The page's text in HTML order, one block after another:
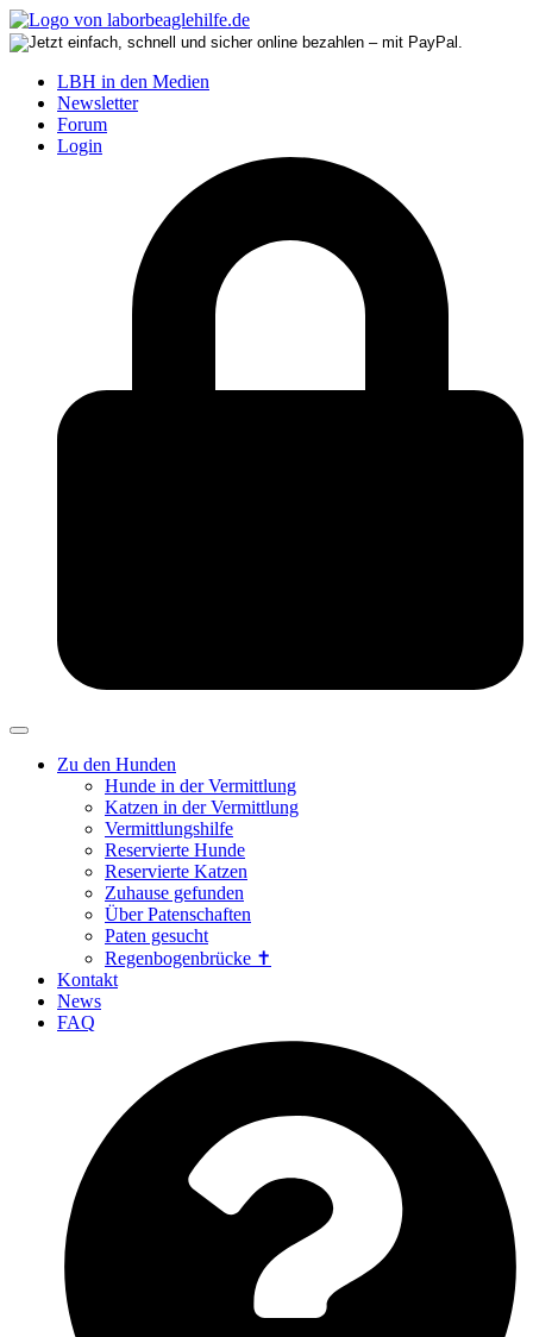
LBH in den Medien
Newsletter
Forum
Login
Zu den Hunden
Hunde in der Vermittlung
Katzen in der Vermittlung
Vermittlungshilfe
Reservierte Hunde
Reservierte Katzen
Zuhause gefunden
Über Patenschaften
Paten gesucht
Regenbogenbrücke ✝
Kontakt
News
FAQ